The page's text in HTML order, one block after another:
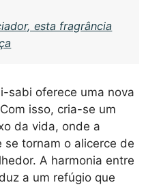
esta fragrância
sabi oferece uma nova
isso, cria-se um
da vida, onde a
tornam o alicerce de
A harmonia entre
a um refúgio que